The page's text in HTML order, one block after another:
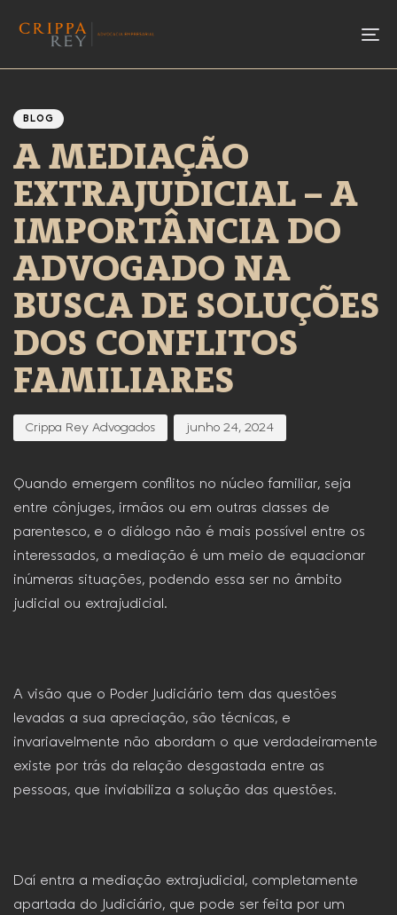
BLOG
A MEDIAÇÃO
EXTRAJUDICIAL – A
IMPORTÂNCIA DO
ADVOGADO NA
BUSCA DE SOLUÇÕES
DOS CONFLITOS
FAMILIARES
Crippa Rey Advogados junho 24, 2024
Quando emergem conflitos no núcleo familiar, seja
entre cônjuges, irmãos ou em outras classes de
parentesco, e o diálogo não é mais possível entre os
interessados, a mediação é um meio de equacionar
inúmeras situações, podendo essa ser no âmbito
judicial ou extrajudicial.
A visão que o Poder Judiciário tem das questões
levadas a sua apreciação, são técnicas, e
invariavelmente não abordam o que verdadeiramente
existe por trás da relação desgastada entre as
pessoas, que inviabiliza a solução das questões.
Daí entra a mediação extrajudicial, completamente
apartada do Judiciário, que pode ser feita por um